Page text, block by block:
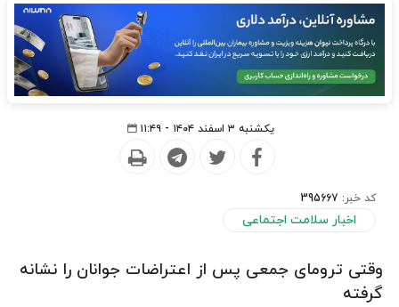
یکشنبه ۳ اسفند ۱۴۰۴ - ۱۱:۴۹
کد خبر: 395667
اخبار سلامت اجتماعی
وقتی ترومای جمعی پس از اعتراضات جوانان را نشانه
گرفته